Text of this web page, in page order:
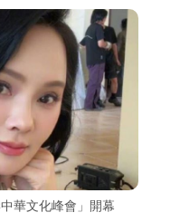
華文化峰會」開幕